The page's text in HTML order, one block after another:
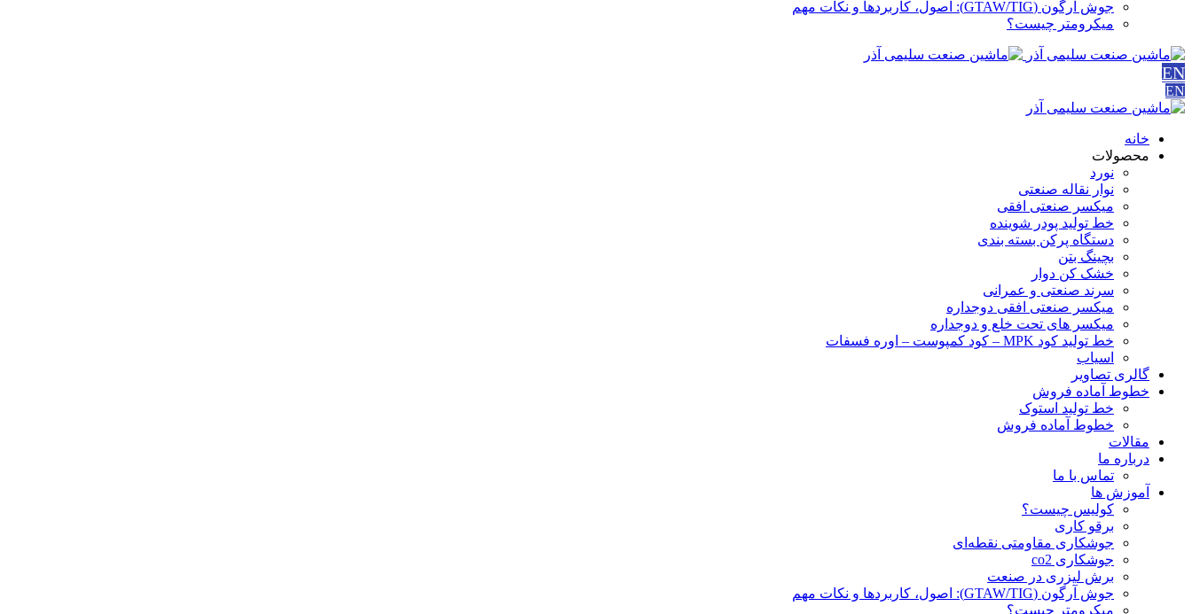
جوش آرگون (GTAW/TIG): اصول، کاربردها و نکات مهم
میکرومتر چیست؟
EN
EN
خانه
محصولات
نورد
نوار نقاله صنعتی
ميكسر صنعتی افقی
خط تولید پودر شوينده
دستگاه پرکن بسته بندی
بچينگ بتن
خشک کن دوار
سرند صنعتی و عمرانی
میکسر صنعتی افقی دوجداره
میکسر های تحت خلع و دوجداره
خط تولید کود MPK – کود کمپوست – اوره فسفات
اسیاب
گالری تصاویر
خطوط آماده فروش
خط تولید استوک
خطوط آماده فروش
مقالات
درباره ما
تماس با ما
آموزش ها
کولیس چیست؟
برقو کاری
جوشکاری مقاومتی نقطه‌ای
جوشکاری co2
برش لیزری در صنعت
جوش آرگون (GTAW/TIG): اصول، کاربردها و نکات مهم
میکرومتر چیست؟